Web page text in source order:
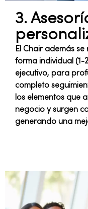
3.
El Chair además
forma individual (1-
ejecutivo, para
completo
los elementos que
negocio y surgen
generando una